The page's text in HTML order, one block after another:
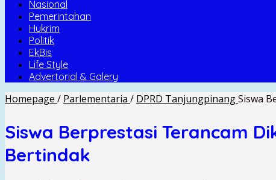
Nasional
Pemerintahan
Hukrim
Politik
EkBis
Life Style
Advertorial & Galery
Homepage / Parlementaria / DPRD TanjungpinangSiswa
Siswa Berprestasi Terancam
Bertindak